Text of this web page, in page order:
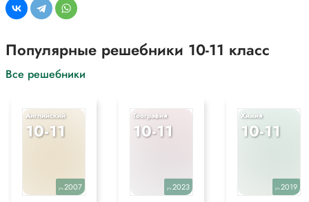
Популярные решебники 10-11 класс
Все решебники
Английский
10-11
уч.2007
География
10-11
уч.2023
Химия
10-11
уч.2019